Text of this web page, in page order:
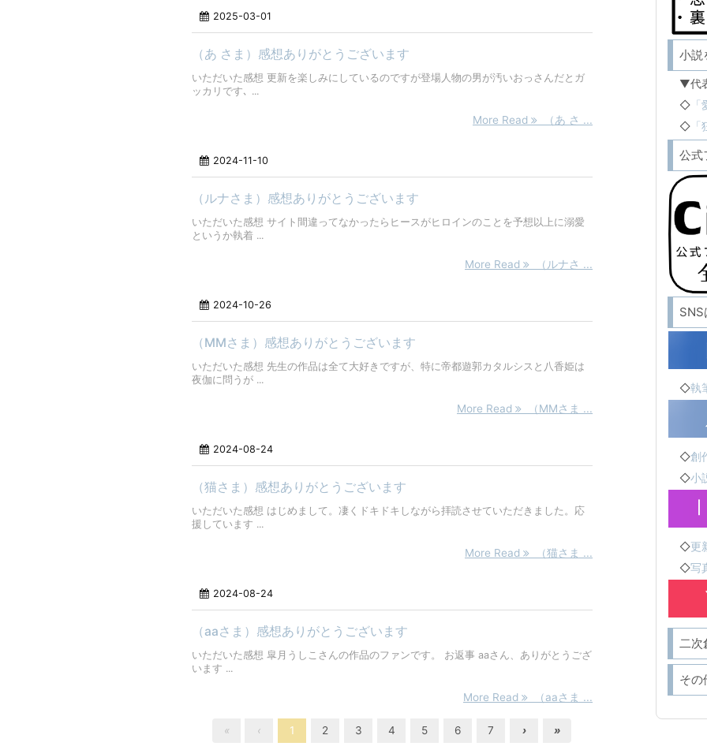
2025-03-01
（あ さま）感想ありがとうございます
いただいた感想 更新を楽しみにしているのですが登場人物の男が汚いおっさんだとガ
ッカリです､ ...
More Read （あ さ ...
2024-11-10
（ルナさま）感想ありがとうございます
いただいた感想 サイト間違ってなかったらヒースがヒロインのことを予想以上に溺愛
というか執着 ...
More Read （ルナさ ...
2024-10-26
（MMさま）感想ありがとうございます
いただいた感想 先生の作品は全て大好きですが、特に帝都遊郭カタルシスと八香姫は
夜伽に問うが ...
More Read （MMさま ...
2024-08-24
（猫さま）感想ありがとうございます
いただいた感想 はじめまして。凄くドキドキしながら拝読させていただきました。応
援しています ...
More Read （猫さま ...
2024-08-24
（aaさま）感想ありがとうございます
いただいた感想 皐月うしこさんの作品のファンです。 お返事 aaさん、ありがとうござ
います ...
More Read （aaさま ...
« ‹ 1 2 3 4 5 6 7 › »
小説
▼代
◇
◇
公式
◇執
◇創
◇小
◇更
◇写
二次
その